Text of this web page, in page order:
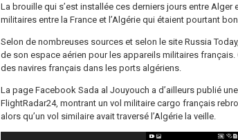
La brouille qui s’est installée ces derniers jours entre
militaires entre la France et l’Algérie qui étaient pourtant
Selon de nombreuses sources et selon le site Russia
de son espace aérien pour les appareils militaires
des navires français dans les ports algériens.
La page Facebook Sada al Jouyouch a d’ailleurs publié
FlightRadar24, montrant un vol militaire cargo français
alors qu’un vol similaire avait traversé l’Algérie la veille.